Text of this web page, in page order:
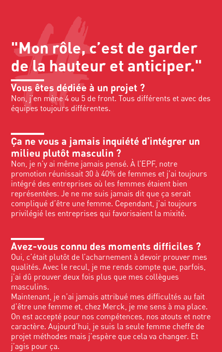
Vous êtes dédiée à un projet ?
Non, j’en mène 4 ou 5 de front. Tous différents et avec des
équipes toujours différentes.
Ça ne vous a jamais inquiété d’intégrer un
milieu plutôt masculin ?
Non, je n’y ai même jamais pensé. À l’EPF, notre
promotion réunissait 30 à 40% de femmes et j’ai toujours
intégré des entreprises où les femmes étaient bien
représentées. Je ne me suis jamais dit que ça serait
compliqué d’être une femme. Cependant, j’ai toujours
privilégié les entreprises qui favorisaient la mixité.
Avez-vous connu des moments difficiles ?
Oui, c’était plutôt de l’acharnement à devoir prouver mes
qualités. Avec le recul, je me rends compte que, parfois,
j’ai dû prouver deux fois plus que mes collègues
masculins.
Maintenant, je n’ai jamais attribué mes difficultés au fait
d’être une femme et, chez Merck, je me sens à ma place.
On est accepté pour nos compétences, nos atouts et notre
caractère. Aujourd’hui, je suis la seule femme cheffe de
projet méthodes mais j’espère que cela va changer. Et
j’agis pour ça.
"Mon rôle, c’est de garder
de la hauteur et anticiper."